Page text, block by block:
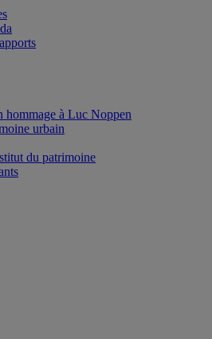
hommage à Luc Noppen
urbain
du patrimoine